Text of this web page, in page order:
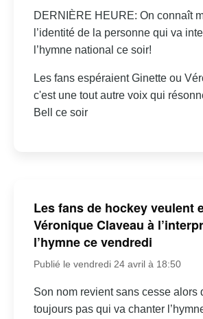
DERNIÈRE HEURE: On connaît
l’identité de la personne qui va
l’hymne national ce soir!
Les fans espéraient Ginette ou
c'est une tout autre voix qui
Bell ce soir
Les fans de hockey veulent
Véronique Claveau à
l’hymne ce vendredi
Publié le vendredi 24 avril à 18:50
Son nom revient sans cesse alors
toujours pas qui va chanter